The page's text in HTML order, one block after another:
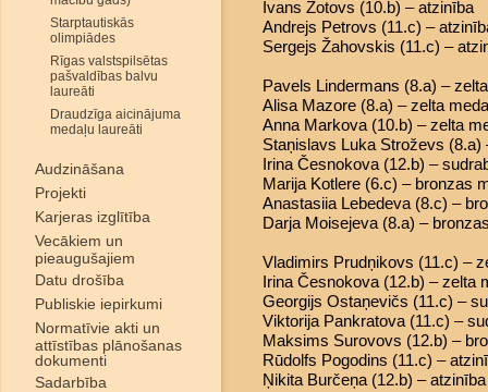
Starptautiskās
olimpiādes
Rīgas valstspilsētas
pašvaldības balvu
laureāti
Draudzīga aicinājuma
medaļu laureāti
Audzināšana
Projekti
Karjeras izglītība
Vecākiem un
pieaugušajiem
Datu drošība
Publiskie iepirkumi
Normatīvie akti un
attīstības plānošanas
dokumenti
Sadarbība
Ivans Zotovs (10.b) – atzinība
Andrejs Petrovs (11.c) –
Sergejs Žahovskis (11.c) –
Pavels Lindermans (8.a) –
Alisa Mazore (8.a) – zelta
Anna Markova (10.b) – zelta
Staņislavs Luka Stroževs (8.a)
Irina Česnokova (12.b) –
Marija Kotlere (6.c) – bronzas
Anastasiia Lebedeva (8.c) –
Darja Moisejeva (8.a) –
Vladimirs Prudņikovs (11.c) –
Irina Česnokova (12.b) – zelta
Georgijs Ostaņevičs (11.c) –
Viktorija Pankratova (11.c) –
Maksims Surovovs (12.b) –
Rūdolfs Pogodins (11.c) –
Ņikita Burčeņa (12.b) – atzinība